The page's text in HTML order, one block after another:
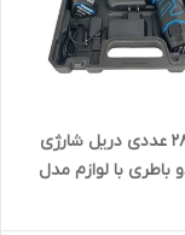
مجموعه 28 عددی دریل شارژی
باطری با لوازم مدل